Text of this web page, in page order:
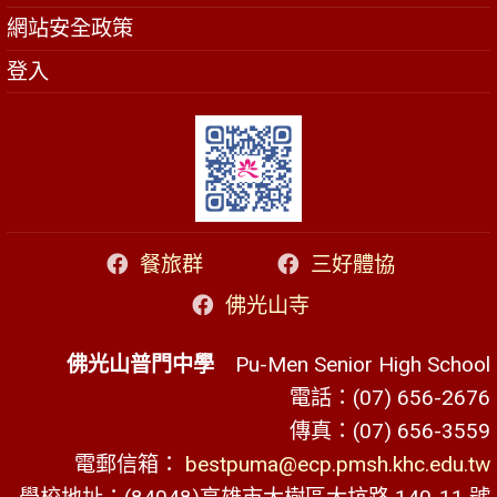
網站安全政策
登入
餐旅群
三好體協
佛光山寺
佛光山普門中學 Pu-Men Senior High School
電話：(07) 656-2676
傳真：(07) 656-3559
電郵信箱： bestpuma@ecp.pmsh.khc.edu.tw